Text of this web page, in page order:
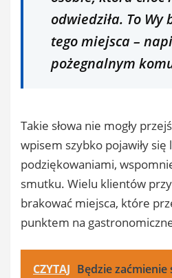
odwiedziła. To Wy
tego miejsca –
pożegnalnym
Takie słowa nie mogły
wpisem szybko pojawiły
podziękowaniami,
smutku. Wielu klientów
brakować miejsca, które
punktem na
CZYTAJ Będzie zaćmienie